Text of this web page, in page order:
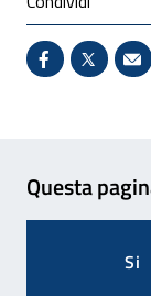
Condividi
X -
Questa
Si